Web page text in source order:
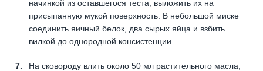
начинкой из оставшегося теста, выложить их на
присыпанную мукой поверхность. В небольшой миске
соединить яичный белок, два сырых яйца и взбить
вилкой до однородной консистенции.
На сковороду влить около 50 мл растительного масла,